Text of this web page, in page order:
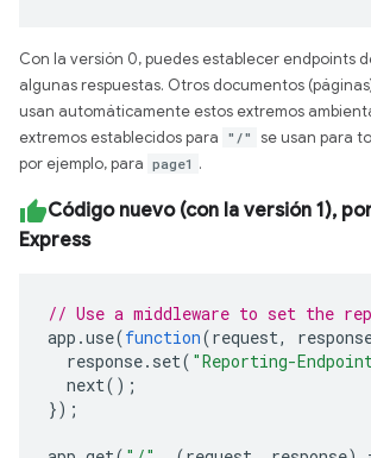
Con la versión 0, puedes establecer endpoints
algunas respuestas. Otros documentos
usan automáticamente estos extremos
extremos establecidos para "/" se usan para
por ejemplo, para page1 .
Código nuevo (con la versión 1),
Express
// Use a middleware to set the
app .use(function(request,
response. set( "Reporting-
next();
});